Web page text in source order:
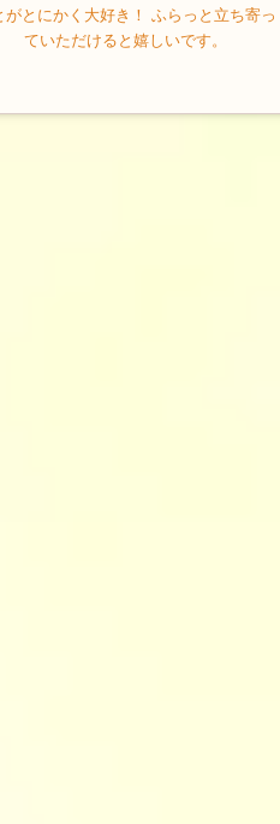
がとにかく大好き！ ふらっと立ち寄っ
ていただけると嬉しいです。